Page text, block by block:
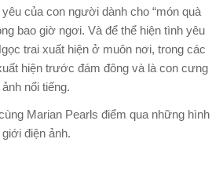
của con người dành cho “món quà
bao giờ ngơi. Và để thể hiện tình yêu
trai xuất hiện ở muôn nơi, trong các
hiện trước đám đông và là con cưng
nổi tiếng.
Marian Pearls điểm qua những hình
điện ảnh.